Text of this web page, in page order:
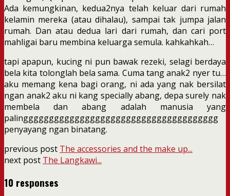
Ada kemungkinan, kedua2nya telah keluar dari rumah
kelamin mereka (atau dihalau), sampai tak jumpa jalan
rumah. Dan atau dedua lari dari rumah, dan cari port
mahligai baru membina keluarga semula. kahkahkah…
tapi apapun, kucing ni pun bawak rezeki, selagi berdaya
bela kita tolonglah bela sama. Cuma tang anak2 nyer tu…
aku memang kena bagi orang, ni ada yang nak bersilat
ngan anak2 aku ni kang specially abang, depa surely nak
membela dan abang adalah manusia yang
palingggggggggggggggggggggggggggggggggggggg
penyayang ngan binatang.
previous post The accessories and the make up...
next post The Langkawi...
10 responses